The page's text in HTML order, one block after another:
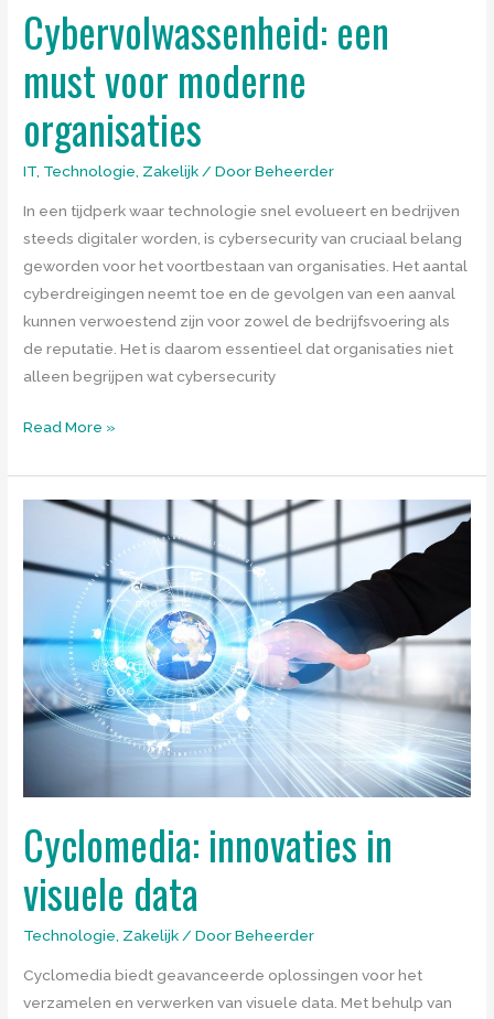
Cybervolwassenheid: een
must voor moderne
organisaties
IT, Technologie, Zakelijk/ DoorBeheerder
In een tijdperk waar technologie snel evolueert en bedrijven
steeds digitaler worden, is cybersecurity van cruciaal belang
geworden voor het voortbestaan van organisaties. Het aantal
cyberdreigingen neemt toe en de gevolgen van een aanval
kunnen verwoestend zijn voor zowel de bedrijfsvoering als
de reputatie. Het is daarom essentieel dat organisaties niet
alleen begrijpen wat cybersecurity
Cybervolwassenheid:
must
voor
organisaties
Read More »
Cyclomedia: innovaties in
visuele data
Technologie Zakelijk / DoorBeheerder
Cyclomedia biedt geavanceerde oplossingen voor het
verzamelen en verwerken van visuele data. Met behulp van